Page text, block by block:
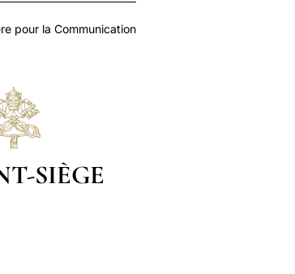
pour la Communication
SIÈGE